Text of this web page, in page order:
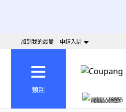
加到我的最愛 申請入駐
類別
爸氣父親節